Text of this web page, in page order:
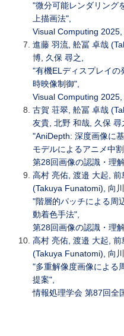
"微分可能レンダリング
上描画法",
Visual Computing
進藤 羽流, 舩冨 卓哉
博, 久保 尋之,
"有機ELディスプレイの
時映像制御",
Visual Computing
古賀 荘翠, 舩冨 卓哉
友貴, 北野 和哉, 久保
"AniDepth: 深度画像に
モデルによるアニメ中
第28回画像の認識・理
高村 亮佑, 渡邉 大起,
(Takuya Funatomi), 向
"階層的パッチによる周
動着色手法",
第28回画像の認識・理
高村 亮佑, 渡邉 大起,
(Takuya Funatomi), 向
"多重解像度画像による
提案",
情報処理学会 第87回全